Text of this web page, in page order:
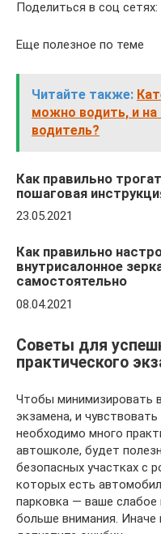
Поделиться в соц сетях:
Еще полезное по теме
Читайте также:
можно водить, и на
водитель?
Как правильно
пошаговая
23.05.2021
Как правильно
внутрисалонное
самостоятельно
08.04.2021
Советы для
практического
Чтобы минимизировать
экзамена, и
необходимо много
автошколе, будет
безопасных участках с
которых есть
парковка — ваше слабое
больше внимания. Иначе